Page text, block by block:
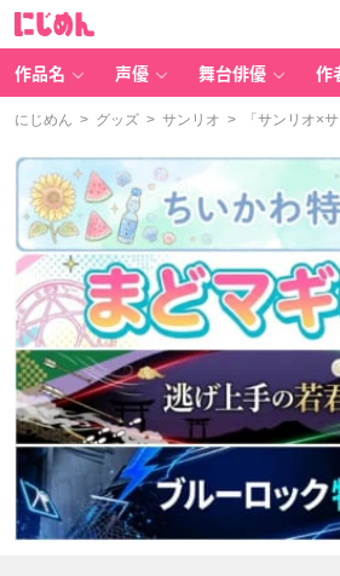
作品名 声優 舞台俳優 作
にじめん > グッズ > サンリオ > 「サンリオ×